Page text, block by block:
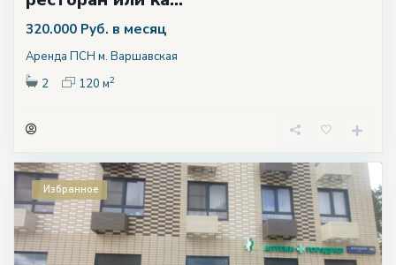
320.000 Руб. в месяц
Аренда ПСН м. Варшавская
2
120 м2
Избранное